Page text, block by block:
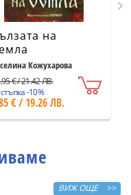
на
Кожухарова
€ / 21.42 ЛВ.
-10%
€ / 19.26 ЛВ.
ВИЖ ОЩЕ >>